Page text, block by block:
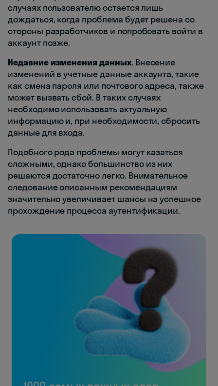
случаях пользователю остается лишь
дождаться, когда проблема будет решена со
стороны разработчиков и попробовать войти в
аккаунт позже.
Недавние изменения данных. Внесение
изменений в учетные данные аккаунта, такие
как смена пароля или почтового адреса, также
может вызвать сбой. В таких случаях
необходимо использовать актуальную
информацию и, при необходимости, сбросить
данные для входа.
Подобного рода проблемы могут казаться
сложными, однако большинство из них
решаются достаточно легко. Внимательное
следование описанным рекомендациям
значительно увеличивает шансы на успешное
прохождение процесса аутентификации.